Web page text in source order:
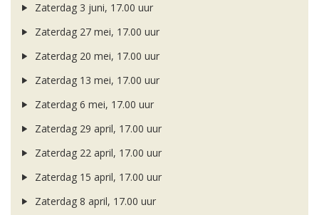
Zaterdag 3 juni, 17.00 uur
Zaterdag 27 mei, 17.00 uur
Zaterdag 20 mei, 17.00 uur
Zaterdag 13 mei, 17.00 uur
Zaterdag 6 mei, 17.00 uur
Zaterdag 29 april, 17.00 uur
Zaterdag 22 april, 17.00 uur
Zaterdag 15 april, 17.00 uur
Zaterdag 8 april, 17.00 uur